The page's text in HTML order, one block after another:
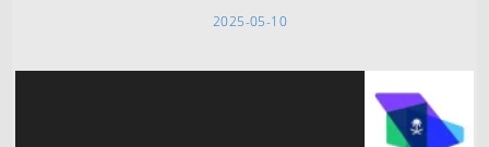
2025-05-10